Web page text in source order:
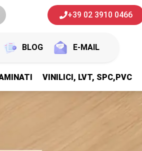
+39 02 3910 0466
BLOG E-MAIL
VINILICI, LVT, SPC,PVC